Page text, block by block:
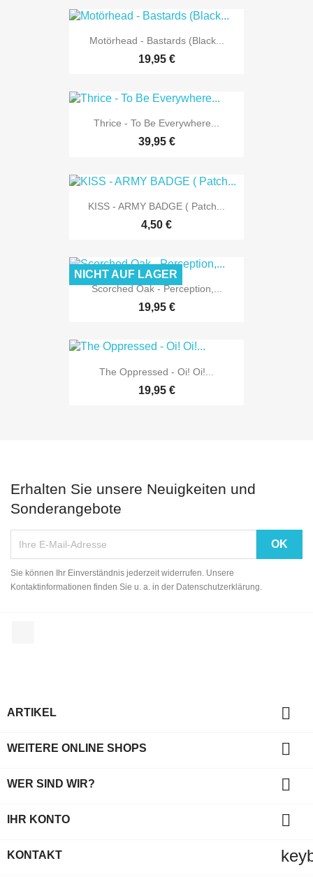
Motörhead - Bastards (Black...
19,95 €
Thrice - To Be Everywhere...
39,95 €
KISS - ARMY BADGE ( Patch...
4,50 €
Scorched Oak - Perception,...
19,95 €
NICHT AUF LAGER
The Oppressed - Oi! Oi!...
19,95 €
Erhalten Sie unsere Neuigkeiten und
Sonderangebote
Sie können Ihr Einverständnis jederzeit widerrufen. Unsere
Kontaktinformationen finden Sie u. a. in der Datenschutzerklärung.
ARTIKEL 
WEITERE ONLINE SHOPS 
WER SIND WIR? 
IHR KONTO 
KONTAKT